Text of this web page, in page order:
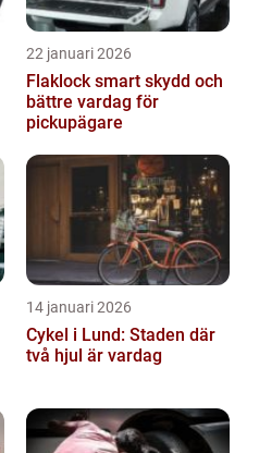
22 januari 2026
Flaklock smart skydd och
bättre vardag för
pickupägare
14 januari 2026
Cykel i Lund: Staden där
två hjul är vardag